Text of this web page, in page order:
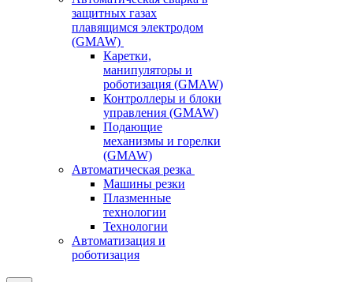
защитных газах
плавящимся электродом
(GMAW)
Каретки,
манипуляторы и
роботизация (GMAW)
Контроллеры и блоки
управления (GMAW)
Подающие
механизмы и горелки
(GMAW)
Автоматическая резка
Машины резки
Плазменные
технологии
Технологии
Автоматизация и
роботизация